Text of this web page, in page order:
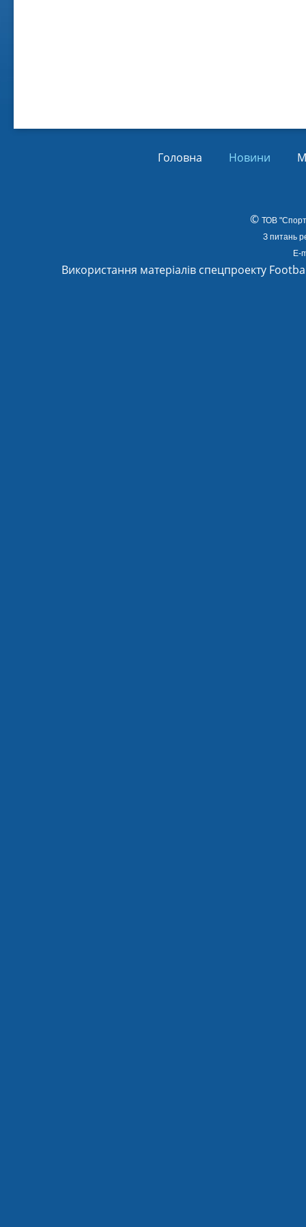
Головна Новини
© ТОВ
З питань
E-
Використання матеріалів спецпроекту